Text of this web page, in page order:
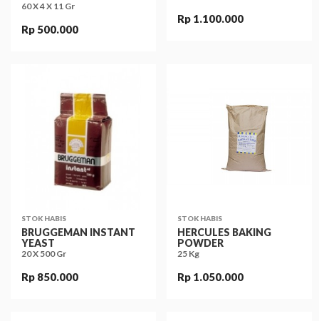
60 X 4 X 11 Gr
Rp 500.000
Rp 1.100.000
STOK HABIS
BRUGGEMAN INSTANT
YEAST
20 X 500 Gr
Rp 850.000
STOK HABIS
HERCULES BAKING
POWDER
25 Kg
Rp 1.050.000